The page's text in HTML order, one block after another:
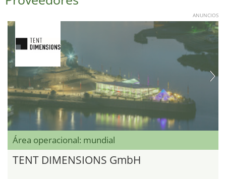
ANUNCIOS
Área operacional: mundial
TENT DIMENSIONS GmbH